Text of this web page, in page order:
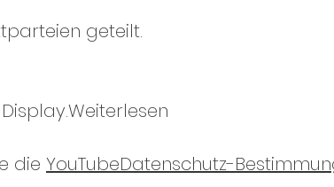
geteilt.
die YouTubeDatenschutz-